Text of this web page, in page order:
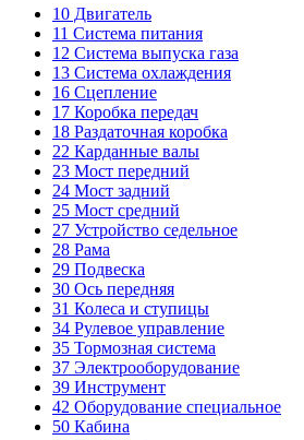
10 Двигатель
11 Система питания
12 Система выпуска газа
13 Система охлаждения
16 Сцепление
17 Коробка передач
18 Раздаточная коробка
22 Карданные валы
23 Мост передний
24 Мост задний
25 Мост средний
27 Устройство седельное
28 Рама
29 Подвеска
30 Ось передняя
31 Колеса и ступицы
34 Рулевое управление
35 Тормозная система
37 Электрооборудование
39 Инструмент
42 Оборудование специальное
50 Кабина